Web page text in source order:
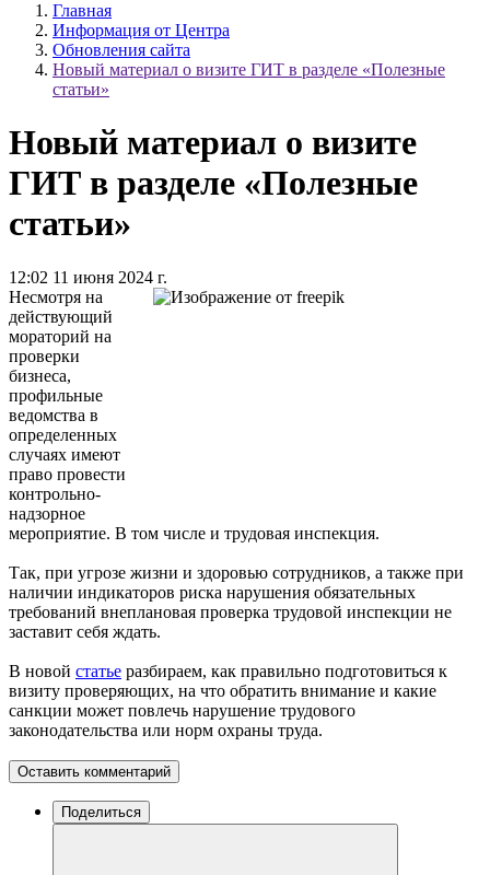
Главная
Информация от Центра
Обновления сайта
Новый материал о визите ГИТ в разделе «Полезные
статьи»
Новый материал о визите
ГИТ в разделе «Полезные
статьи»
12:02 11 июня 2024 г.
Несмотря на
действующий
мораторий на
проверки
бизнеса,
профильные
ведомства в
определенных
случаях имеют
право провести
контрольно-
надзорное
мероприятие. В том числе и трудовая инспекция.
Так, при угрозе жизни и здоровью сотрудников, а также при
наличии индикаторов риска нарушения обязательных
требований внеплановая проверка трудовой инспекции не
заставит себя ждать.
В новой статье разбираем, как правильно подготовиться к
визиту проверяющих, на что обратить внимание и какие
санкции может повлечь нарушение трудового
законодательства или норм охраны труда.
Оставить комментарий
Поделиться